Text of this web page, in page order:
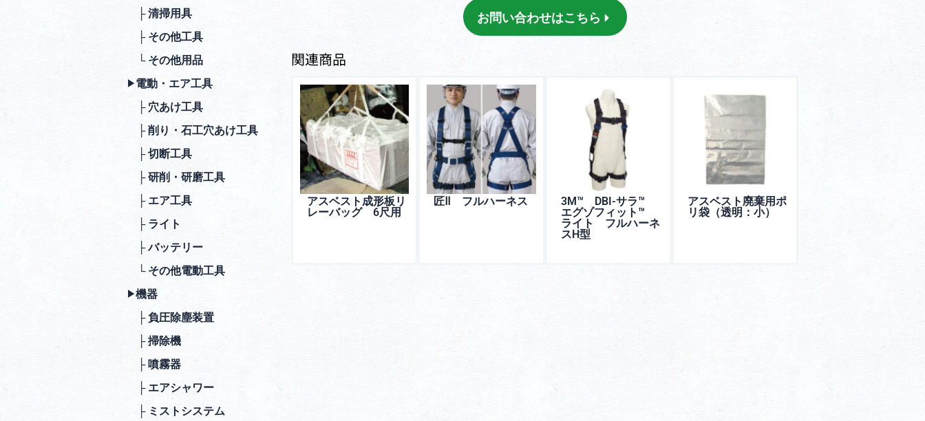
├ 清掃⽤具
├ その他⼯具
└ その他⽤品
▶︎ 電動・エア⼯具
├ ⽳あけ⼯具
├ 削り・⽯⼯⽳あけ⼯具
├ 切断⼯具
├ 研削・研磨⼯具
├ エア⼯具
├ ライト
├ バッテリー
└ その他電動⼯具
▶︎機器
├ 負圧除塵装置
├ 掃除機
├ 噴霧器
├ エアシャワー
├ ミストシステム
お問い合わせはこちら
関連商品
アスベスト成形板リ
レーバッグ 6尺用
匠Ⅱ フルハーネス
3M™️ DBI-サラ™️
エグゾフィット™️
ライト フルハーネ
スH型
アスベスト廃棄用ポ
リ袋（透明：小）